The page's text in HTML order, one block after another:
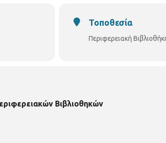
Τοποθεσία
Περιφερειακή
Βιβλιοθηκών